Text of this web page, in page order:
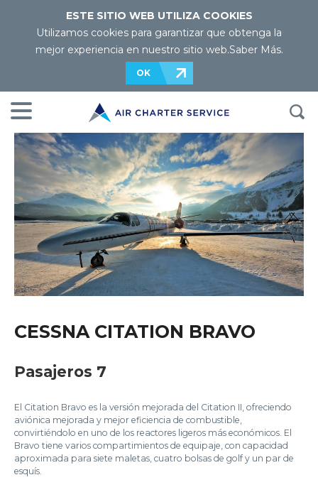
ESTE SITIO WEB UTILIZA COOKIES
Utilizamos cookies para garantizar que obtenga la
mejor experiencia en nuestro sitio web.Saber Más.
OK
CESSNA CITATION BRAVO
Pasajeros 7
El Citation Bravo es la versión mejorada del Citation II, ofreciendo
aviónica mejorada y mejor eficiencia de combustible,
convirtiéndolo en uno de los reactores ligeros más económicos. El
Bravo tiene varios compartimientos de equipaje, con capacidad
aproximada para siete maletas, cuatro bolsas de golf y un par de
esquís.